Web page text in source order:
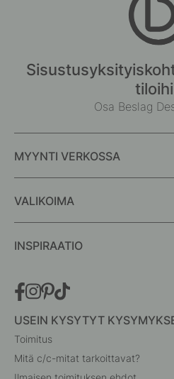
Osa Beslag
MYYNTI VERKOSSA
VALIKOIMA
INSPIRAATIO
USEIN KYSYTYT
Toimitus
Mitä c/c-mitat tarkoittavat?